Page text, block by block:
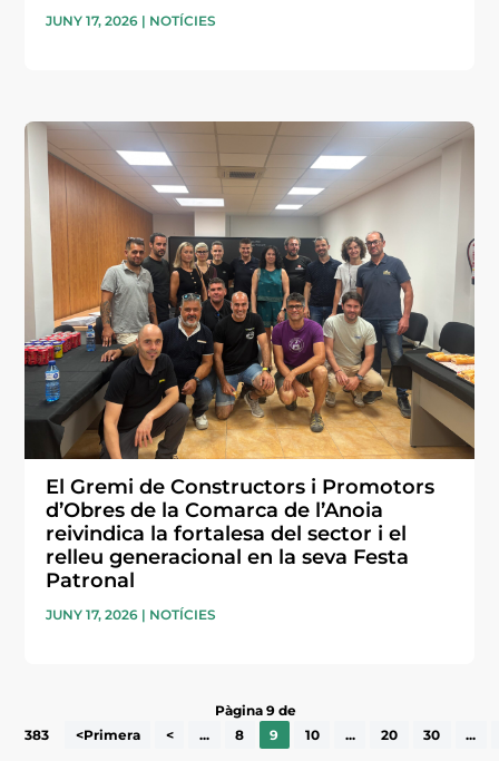
JUNY 17, 2026 | NOTÍCIES
El Gremi de Constructors i Promotors
d’Obres de la Comarca de l’Anoia
reivindica la fortalesa del sector i el
relleu generacional en la seva Festa
Patronal
JUNY 17, 2026 | NOTÍCIES
Pàgina 9 de
383
<Primera < ... 8 9 10 ... 20 30 ...